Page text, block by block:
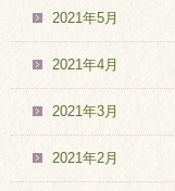
2021年5月
2021年4月
2021年3月
2021年2月